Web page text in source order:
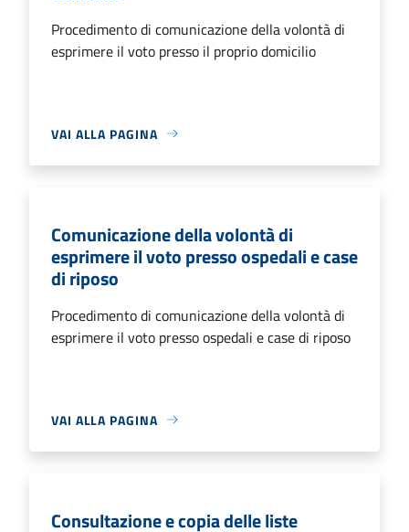
Procedimento di comunicazione della volontà di
esprimere il voto presso il proprio domicilio
VAI ALLA PAGINA
Comunicazione della volontà di
esprimere il voto presso ospedali e case
di riposo
Procedimento di comunicazione della volontà di
esprimere il voto presso ospedali e case di riposo
VAI ALLA PAGINA
Consultazione e copia delle liste